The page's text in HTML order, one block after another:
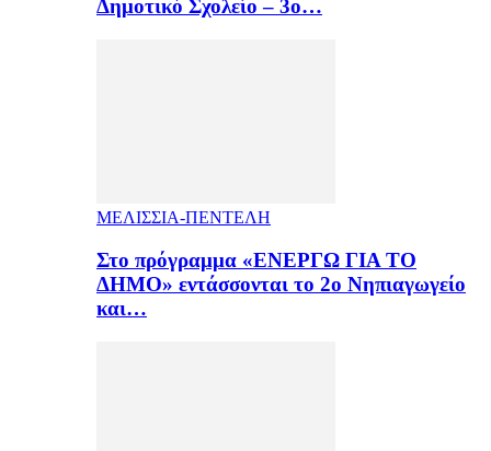
Δημοτικό Σχολείο – 3ο…
ΜΕΛΙΣΣΙΑ-ΠΕΝΤΕΛΗ
Στο πρόγραμμα «ΕΝΕΡΓΩ ΓΙΑ ΤΟ
ΔΗΜΟ» εντάσσονται το 2ο Νηπιαγωγείο
και…